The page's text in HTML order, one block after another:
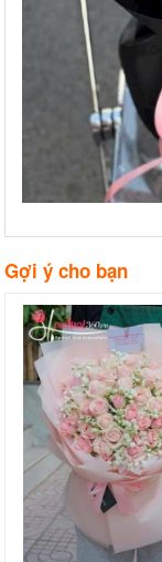
Gợi ý cho bạn